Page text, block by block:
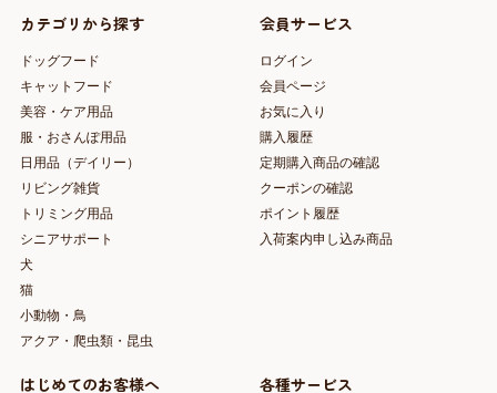
カテゴリから探す
ドッグフード
キャットフード
美容・ケア用品
服・おさんぽ用品
日用品（デイリー）
リビング雑貨
トリミング用品
シニアサポート
犬
猫
小動物・鳥
アクア・爬虫類・昆虫
会員サービス
ログイン
会員ページ
お気に入り
購入履歴
定期購入商品の確認
クーポンの確認
ポイント履歴
入荷案内申し込み商品
はじめてのお客様へ 各種サービス